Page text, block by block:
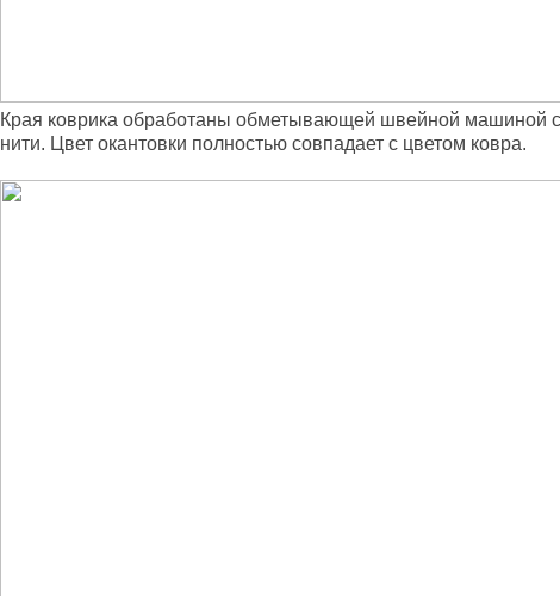
Края коврика обработаны обметывающей швейной машиной
нити. Цвет окантовки полностью совпадает с цветом ковра.